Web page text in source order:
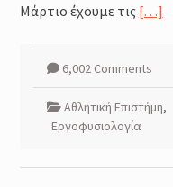
Μάρτιο έχουμε τις […]
6,002 Comments
Αθλητική Επιστήμη,
Εργοφυσιολογία